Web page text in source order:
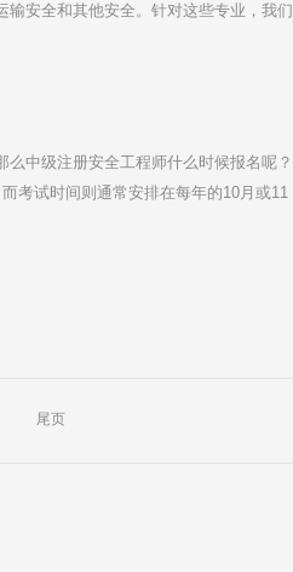
安全和其他安全。针对这些专业，我们
中级注册安全工程师什么时候报名呢？
考试时间则通常安排在每年的10月或11
尾页